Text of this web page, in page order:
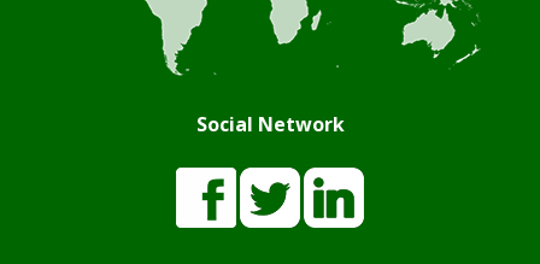
Social Network